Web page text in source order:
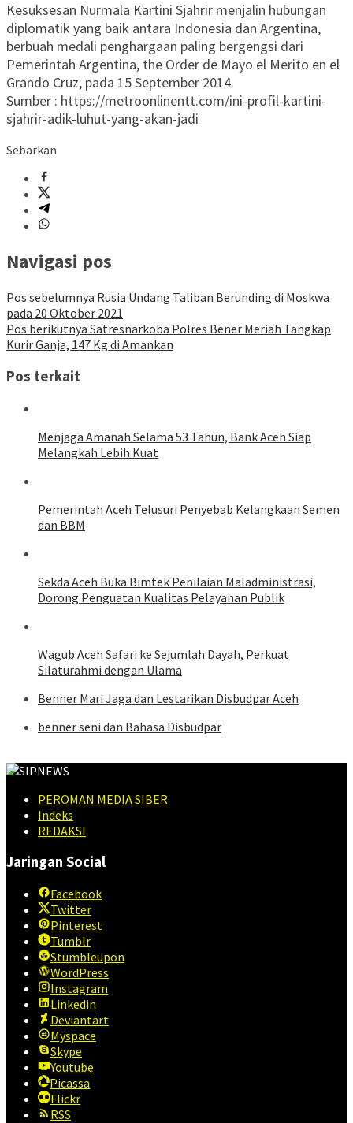
Kesuksesan Nurmala Kartini Sjahrir menjalin hubungan
diplomatik yang baik antara Indonesia dan Argentina,
berbuah medali penghargaan paling bergengsi dari
Pemerintah Argentina, the Order de Mayo el Merito en el
Grando Cruz, pada 15 September 2014.
Sumber : https://metroonlinentt.com/ini-profil-kartini-
sjahrir-adik-luhut-yang-akan-jadi
Sebarkan
Navigasi pos
Pos sebelumnya Rusia Undang Taliban Berunding di Moskwa
pada 20 Oktober 2021
Pos berikutnya Satresnarkoba Polres Bener Meriah Tangkap
Kurir Ganja, 147 Kg di Amankan
Pos terkait
Menjaga Amanah Selama 53 Tahun, Bank Aceh Siap
Melangkah Lebih Kuat
Pemerintah Aceh Telusuri Penyebab Kelangkaan Semen
dan BBM
Sekda Aceh Buka Bimtek Penilaian Maladministrasi,
Dorong Penguatan Kualitas Pelayanan Publik
Wagub Aceh Safari ke Sejumlah Dayah, Perkuat
Silaturahmi dengan Ulama
Benner Mari Jaga dan Lestarikan Disbudpar Aceh
benner seni dan Bahasa Disbudpar
PEROMAN MEDIA SIBER
Indeks
REDAKSI
Jaringan Social
Facebook
Twitter
Pinterest
Tumblr
Stumbleupon
WordPress
Instagram
Linkedin
Deviantart
Myspace
Skype
Youtube
Picassa
Flickr
RSS